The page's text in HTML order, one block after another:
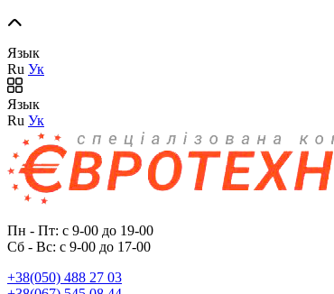
Язык
Ru Ук
Язык
Ru Ук
Пн - Пт: с 9-00 до 19-00
Сб - Вс: с 9-00 до 17-00
+38(050) 488 27 03